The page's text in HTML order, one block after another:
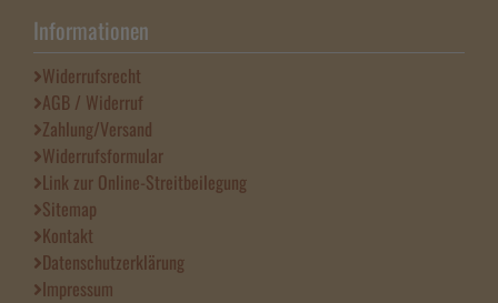
Informationen
Widerrufsrecht
AGB / Widerruf
Zahlung/Versand
Widerrufsformular
Link zur Online-Streitbeilegung
Sitemap
Kontakt
Datenschutzerklärung
Impressum